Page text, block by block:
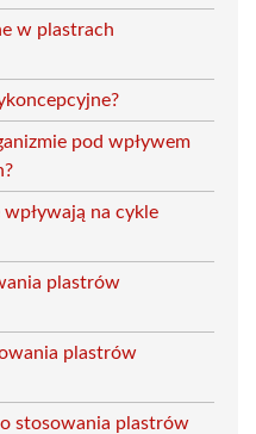
w plastrach
pod wpływem
na cykle
plastrów
plastrów
stosowania plastrów